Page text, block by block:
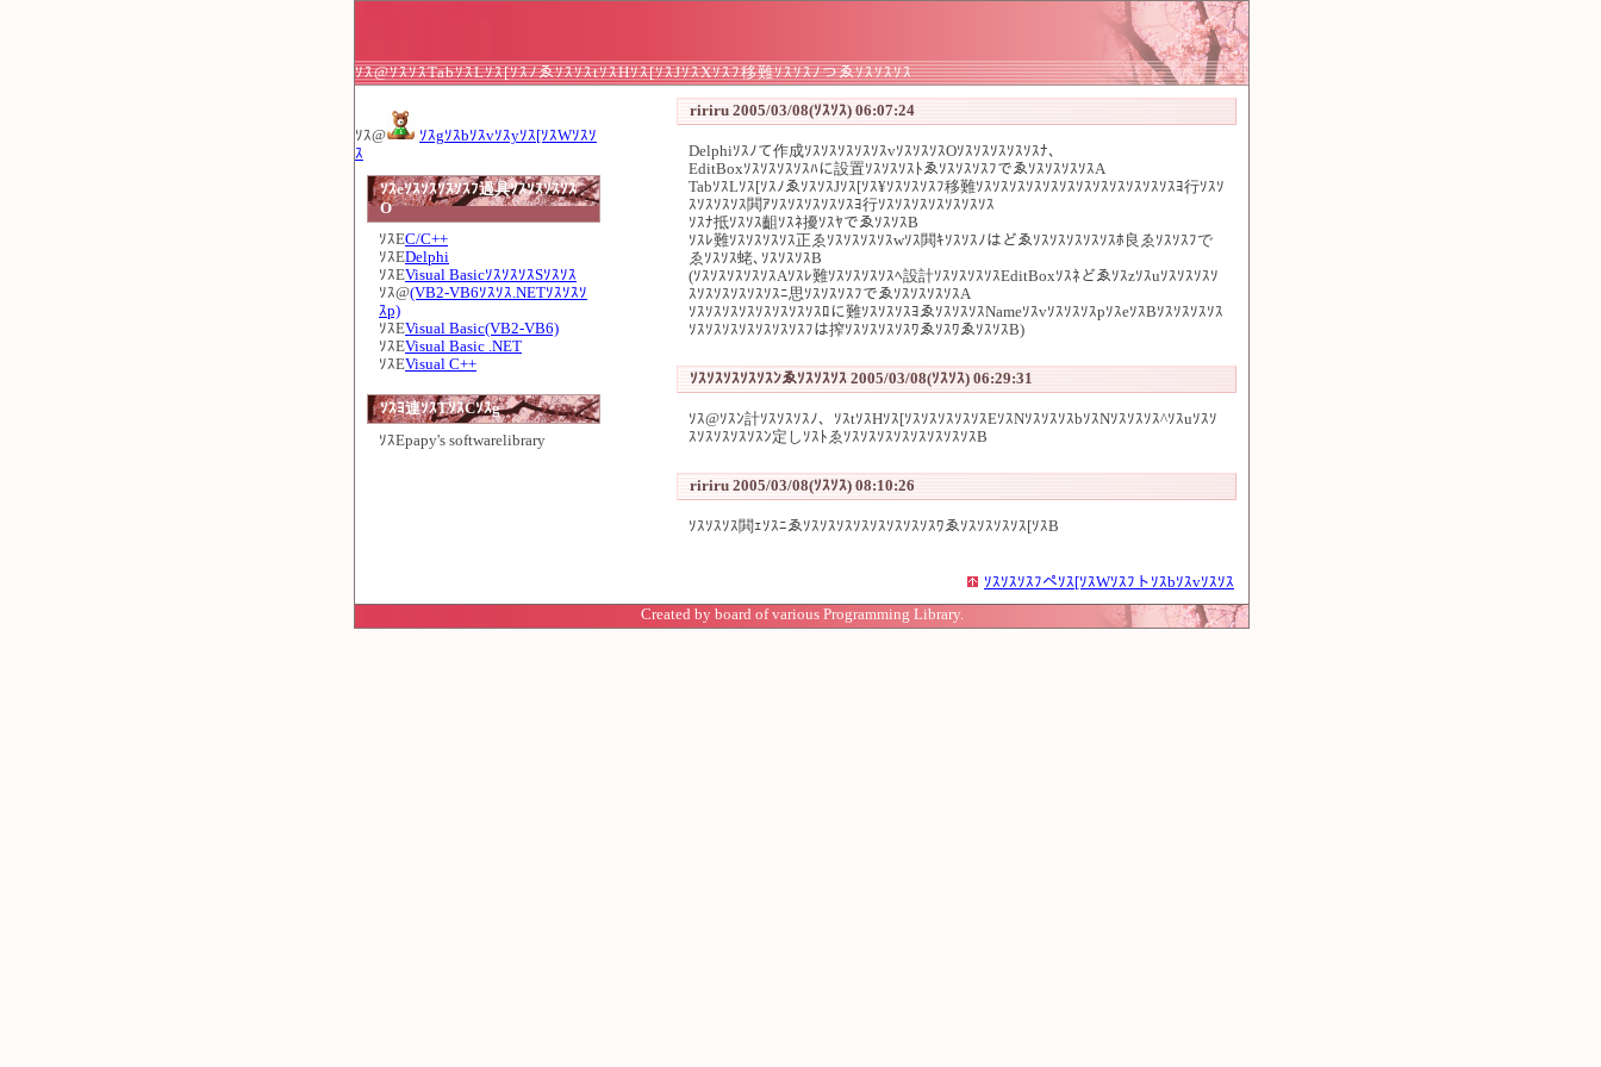
ｿｽ@ｿｽｿｽTabｿｽLｿｽ[ｿｽﾉゑｿｽｿｽtｿｽHｿｽ[ｿｽJｿｽXｿｽﾌ移難ｿｽｿｽﾉつゑｿｽｿｽｿｽ
ｿｽ@
ｿｽgｿｽbｿｽvｿｽyｿｽ[ｿｽWｿｽｿ
ｽ
ｿｽeｿｽｿｽｿｽｿｽﾌ過具ｿｽｿｽｿｽｿｽ
O
ｿｽEC/C++
ｿｽEDelphi
ｿｽEVisual BasicｿｽｿｽｿｽSｿｽｿｽ
ｿｽ@(VB2-VB6ｿｽｿｽ.NETｿｽｿｽｿ
ｽp)
ｿｽEVisual Basic(VB2-VB6)
ｿｽEVisual Basic .NET
ｿｽEVisual C++
ｿｽﾖ連ｿｽTｿｽCｿｽg
ｿｽEpapy's softwarelibrary
ririru 2005/03/08(ｿｽｿｽ) 06:07:24
Delphiｿｽﾉて作成ｿｽｿｽｿｽｿｽｿｽvｿｽｿｽｿｽOｿｽｿｽｿｽｿｽｿｽﾅ、
EditBoxｿｽｿｽｿｽｿｽﾊに設置ｿｽｿｽｿｽﾄゑｿｽｿｽｿｽﾌでゑｿｽｿｽｿｽｿｽA
TabｿｽLｿｽ[ｿｽﾉゑｿｽｿｽJｿｽ[ｿｽ¥ｿｽｿｽｿｽﾌ移難ｿｽｿｽｿｽｿｽｿｽｿｽｿｽｿｽｿｽｿｽｿｽｿｽﾖ行ｿｽｿ
ｽｿｽｿｽｿｽ閧ｱｿｽｿｽｿｽｿｽｿｽﾖ行ｿｽｿｽｿｽｿｽｿｽｿｽｿｽ
ｿｽﾅ抵ｿｽｿｽ齟ｿｽﾈ擾ｿｽﾔでゑｿｽｿｽB
ｿｽﾚ難ｿｽｿｽｿｽｿｽ正ゑｿｽｿｽｿｽｿｽwｿｽ閧ｷｿｽｿｽﾉはどゑｿｽｿｽｿｽｿｽｿｽﾎ良ゑｿｽｿｽﾌで
ゑｿｽｿｽ蛯､ｿｽｿｽｿｽB
(ｿｽｿｽｿｽｿｽｿｽAｿｽﾚ難ｿｽｿｽｿｽｿｽﾍ設計ｿｽｿｽｿｽｿｽEditBoxｿｽﾈどゑｿｽzｿｽuｿｽｿｽｿｽｿ
ｽｿｽｿｽｿｽｿｽｿｽﾆ思ｿｽｿｽｿｽﾌでゑｿｽｿｽｿｽｿｽA
ｿｽｿｽｿｽｿｽｿｽｿｽｿｽｿｽﾛに難ｿｽｿｽｿｽﾖゑｿｽｿｽｿｽNameｿｽvｿｽｿｽｿｽpｿｽeｿｽBｿｽｿｽｿｽｿｽ
ｿｽｿｽｿｽｿｽｿｽｿｽｿｽﾌは搾ｿｽｿｽｿｽｿｽﾜゑｿｽﾜゑｿｽｿｽB)
ｿｽｿｽｿｽｿｽｿｽﾝゑｿｽｿｽｿｽ 2005/03/08(ｿｽｿｽ) 06:29:31
ｿｽ@ｿｽﾝ計ｿｽｿｽｿｽﾉ、ｿｽtｿｽHｿｽ[ｿｽｿｽｿｽｿｽｿｽEｿｽNｿｽｿｽｿｽbｿｽNｿｽｿｽｿｽ^ｿｽuｿｽｿ
ｽｿｽｿｽｿｽｿｽﾝ定しｿｽﾄゑｿｽｿｽｿｽｿｽｿｽｿｽｿｽｿｽB
ririru 2005/03/08(ｿｽｿｽ) 08:10:26
ｿｽｿｽｿｽ閧ｪｿｽﾆゑｿｽｿｽｿｽｿｽｿｽｿｽｿｽｿｽﾜゑｿｽｿｽｿｽｿｽ[ｿｽB
ｿｽｿｽｿｽﾌペｿｽ[ｿｽWｿｽﾌトｿｽbｿｽvｿｽｿｽ
Created by board of various Programming Library.